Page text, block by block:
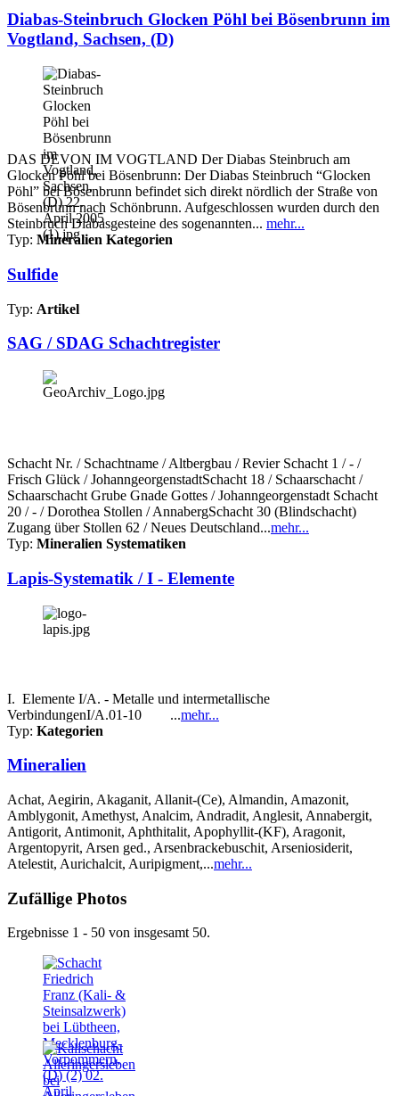
Diabas-Steinbruch Glocken Pöhl bei Bösenbrunn im
Vogtland, Sachsen, (D)
DAS DEVON IM VOGTLAND Der Diabas Steinbruch am
Glocken Pöhl bei Bösenbrunn: Der Diabas Steinbruch “Glocken
Pöhl” bei Bösenbrunn befindet sich direkt nördlich der Straße von
Bösenbrunn nach Schönbrunn. Aufgeschlossen wurden durch den
Steinbruch Diabasgesteine des sogenannten... mehr...
Typ: Mineralien Kategorien
Sulfide
Typ: Artikel
SAG / SDAG Schachtregister
Schacht Nr. / Schachtname / Altbergbau / Revier Schacht 1 / - /
Frisch Glück / JohanngeorgenstadtSchacht 18 / Schaarschacht /
Schaarschacht Grube Gnade Gottes / Johanngeorgenstadt Schacht
20 / - / Dorothea Stollen / AnnabergSchacht 30 (Blindschacht)
Zugang über Stollen 62 / Neues Deutschland...mehr...
Typ: Mineralien Systematiken
Lapis-Systematik / I - Elemente
I. Elemente I/A. - Metalle und intermetallische
VerbindungenI/A.01-10 ...mehr...
Typ: Kategorien
Mineralien
Achat, Aegirin, Akaganit, Allanit-(Ce), Almandin, Amazonit,
Amblygonit, Amethyst, Analcim, Andradit, Anglesit, Annabergit,
Antigorit, Antimonit, Aphthitalit, Apophyllit-(KF), Aragonit,
Argentopyrit, Arsen ged., Arsenbrackebuschit, Arseniosiderit,
Atelestit, Aurichalcit, Auripigment,...mehr...
Zufällige Photos
Ergebnisse 1 - 50 von insgesamt 50.